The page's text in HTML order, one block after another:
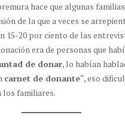
hace que algunas
de la que a veces se
15-20 por ciento de las
era de personas que
de donar, lo habían
carnet de donante“, eso
los familiares.